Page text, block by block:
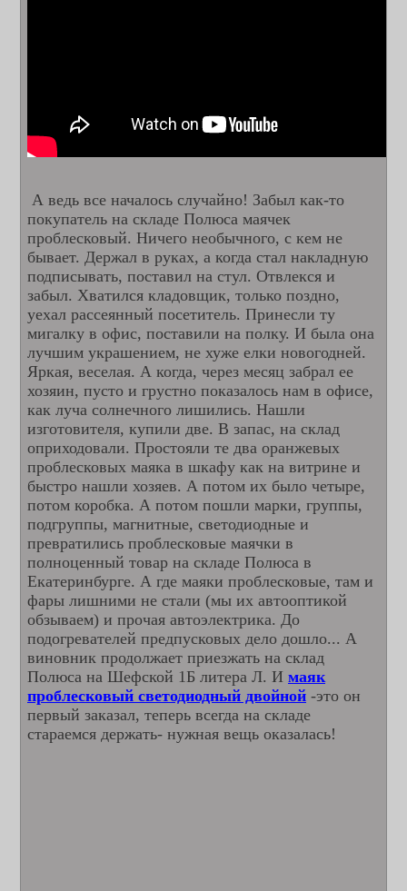
А ведь все началось случайно! Забыл как-то
покупатель на складе Полюса маячек
проблесковый. Ничего необычного, с кем не
бывает. Держал в руках, а когда стал накладную
подписывать, поставил на стул. Отвлекся и
забыл. Хватился кладовщик, только поздно,
уехал рассеянный посетитель. Принесли ту
мигалку в офис, поставили на полку. И была она
лучшим украшением, не хуже елки новогодней.
Яркая, веселая. А когда, через месяц забрал ее
хозяин, пусто и грустно показалось нам в офисе,
как луча солнечного лишились. Нашли
изготовителя, купили две. В запас, на склад
оприходовали. Простояли те два оранжевых
проблесковых маяка в шкафу как на витрине и
быстро нашли хозяев. А потом их было четыре,
потом коробка. А потом пошли марки, группы,
подгруппы, магнитные, светодиодные и
превратились проблесковые маячки в
полноценный товар на складе Полюса в
Екатеринбурге. А где маяки проблесковые, там и
фары лишними не стали (мы их автооптикой
обзываем) и прочая автоэлектрика. До
подогревателей предпусковых дело дошло... А
виновник продолжает приезжать на склад
Полюса на Шефской 1Б литера Л. И маяк
проблесковый светодиодный двойной -это он
первый заказал, теперь всегда на складе
стараемся держать- нужная вещь оказалась!